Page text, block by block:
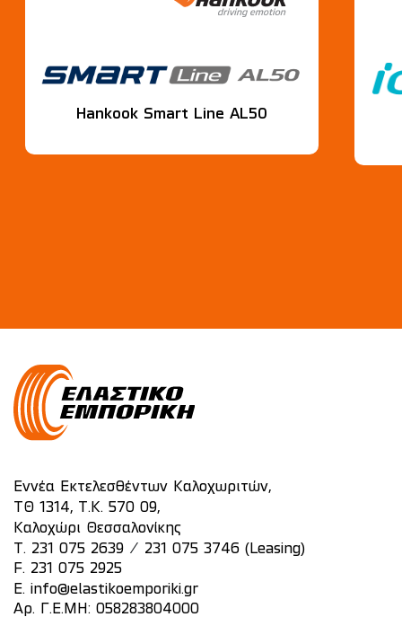
Hankook Smart Line AL50
Εννέα Εκτελεσθέντων Καλοχωριτών,
ΤΘ 1314, Τ.Κ. 570 09,
Καλοχώρι Θεσσαλονίκης
T. 231 075 2639 / 231 075 3746 (Leasing)
F. 231 075 2925
E. info@elastikoemporiki.gr
Αρ. Γ.Ε.ΜΗ: 058283804000